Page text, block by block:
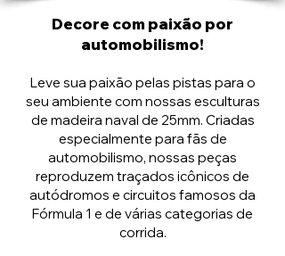
Decore com paixão por
automobilismo!
Leve sua paixão pelas pistas para o
seu ambiente com nossas esculturas
de madeira naval de 25mm. Criadas
especialmente para fãs de
automobilismo, nossas peças
reproduzem traçados icônicos de
autódromos e circuitos famosos da
Fórmula 1 e de várias categorias de
corrida.